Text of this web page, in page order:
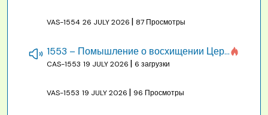
VAS-1554 26 JULY 2026 | 87 Просмотры
1553 – Помышление о восхищении Церкви на бракосочетании, во всякое время
CAS-1553 19 JULY 2026 | 6 загрузки
VAS-1553 19 JULY 2026 | 96 Просмотры